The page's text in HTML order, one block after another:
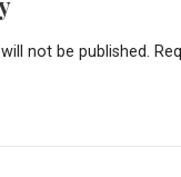
not be published.